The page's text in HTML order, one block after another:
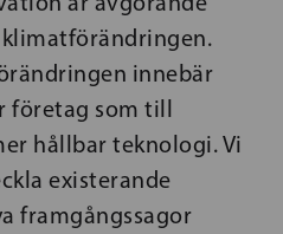
innebär
företag som till
hållbar teknologi. Vi
existerande
framgångssagor